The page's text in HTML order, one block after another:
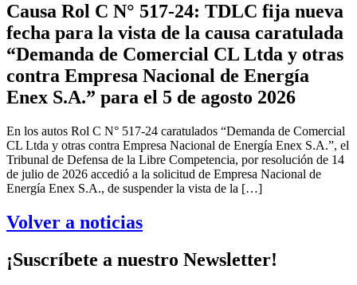
Causa Rol C N° 517-24: TDLC fija nueva
fecha para la vista de la causa caratulada
“Demanda de Comercial CL Ltda y otras
contra Empresa Nacional de Energía
Enex S.A.” para el 5 de agosto 2026
En los autos Rol C N° 517-24 caratulados “Demanda de Comercial
CL Ltda y otras contra Empresa Nacional de Energía Enex S.A.”, el
Tribunal de Defensa de la Libre Competencia, por resolución de 14
de julio de 2026 accedió a la solicitud de Empresa Nacional de
Energía Enex S.A., de suspender la vista de la […]
Volver a noticias
¡Suscríbete a nuestro Newsletter!